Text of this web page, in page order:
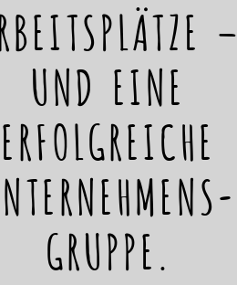
–
UND EINE
ERFOLGREICHE
GRUPPE.